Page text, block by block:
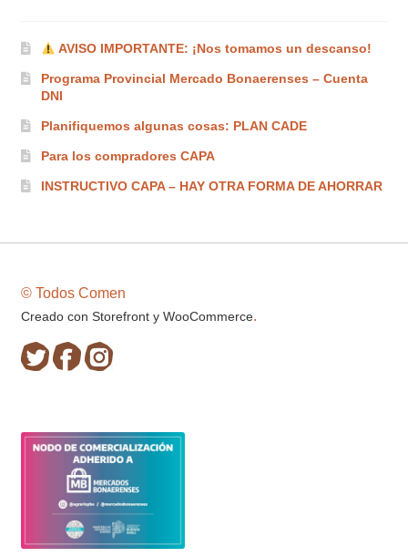
AVISO IMPORTANTE: ¡Nos tomamos un descanso!
Programa Provincial Mercado Bonaerenses – Cuenta
DNI
Planifiquemos algunas cosas: PLAN CADE
Para los compradores CAPA
INSTRUCTIVO CAPA – HAY OTRA FORMA DE AHORRAR
© Todos Comen
Creado con Storefront y WooCommerce.